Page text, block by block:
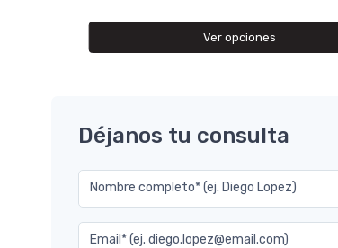
Ver opciones
Déjanos tu consulta
Nombre completo* (ej. Diego Lopez)
Email* (ej. diego.lopez@email.com)